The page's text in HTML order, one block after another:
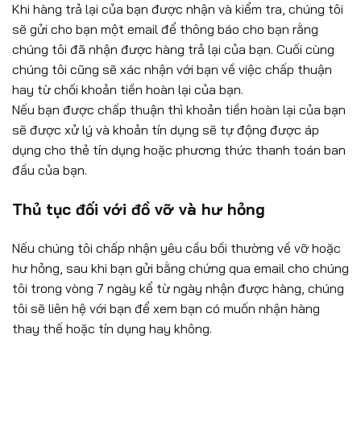
Khi hàng trả lại của bạn được nhận và kiểm tra, chúng tôi
sẽ gửi cho bạn một email để thông báo cho bạn rằng
chúng tôi đã nhận được hàng trả lại của bạn. Cuối cùng
chúng tôi cũng sẽ xác nhận với bạn về việc chấp thuận
hay từ chối khoản tiền hoàn lại của bạn.
Nếu bạn được chấp thuận thì khoản tiền hoàn lại của bạn
sẽ được xử lý và khoản tín dụng sẽ tự động được áp
dụng cho thẻ tín dụng hoặc phương thức thanh toán ban
đầu của bạn.
Thủ tục đối với đồ vỡ và hư hỏng
Nếu chúng tôi chấp nhận yêu cầu bồi thường về vỡ hoặc
hư hỏng, sau khi bạn gửi bằng chứng qua email cho chúng
tôi trong vòng 7 ngày kể từ ngày nhận được hàng, chúng
tôi sẽ liên hệ với bạn để xem bạn có muốn nhận hàng
thay thế hoặc tín dụng hay không.